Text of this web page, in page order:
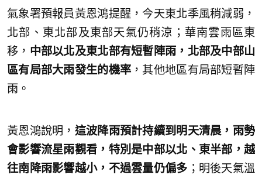
氣象署預報員黃恩鴻提醒，今天東北季風稍減弱，
北部、東北部及東部天氣仍稍涼；華南雲雨區東
移， 中部以北及東北部有短暫陣雨，北部及中部山
區有局部大雨發生的機率 ，其他地區有局部短暫陣
雨。
黃恩鴻說明， 這波降雨預計持續到明天清晨，雨勢
會影響流星雨觀看，特別是中部以北、東半部，越
往南降雨影響越小，不過雲量仍偏多 ；明後天氣溫